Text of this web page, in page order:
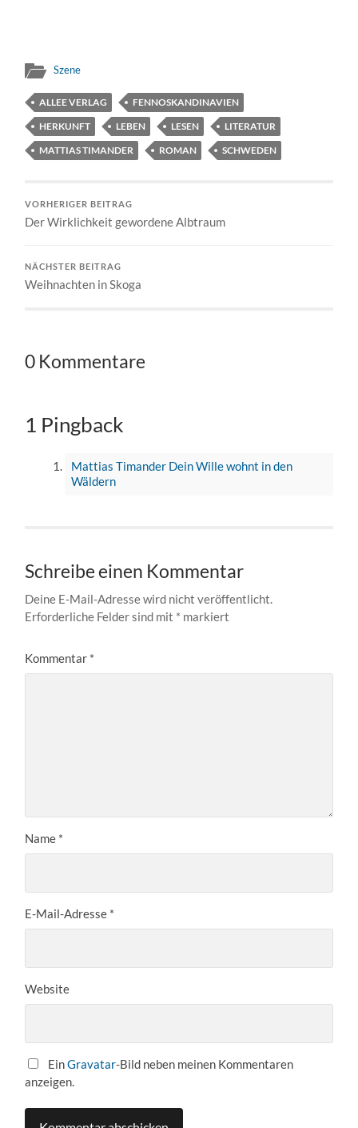
Szene
ALLEE VERLAG
FENNOSKANDINAVIEN
HERKUNFT
LEBEN LESEN
LITERATUR
MATTIAS TIMANDER
ROMAN SCHWEDEN
VORHERIGER BEITRAG
Der Wirklichkeit gewordene Albtraum
NÄCHSTER BEITRAG
Weihnachten in Skoga
0 Kommentare
1 Pingback
Mattias Timander Dein Wille wohnt in den
Wäldern
Schreibe einen Kommentar
Deine E-Mail-Adresse wird nicht veröffentlicht.
Erforderliche Felder sind mit * markiert
Kommentar *
Name *
E-Mail-Adresse *
Website
EinGravatar-Bild neben meinen Kommentaren
anzeigen.